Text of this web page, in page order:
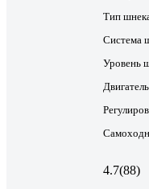
Тип
Система
Уровень
4.7(88)